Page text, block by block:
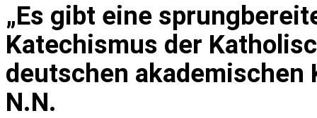
„Es gibt eine
Katechismus der
deutschen akademischen
N.N.